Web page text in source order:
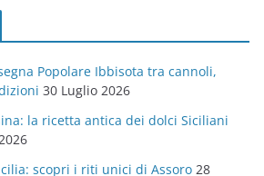
Popolare Ibbisota tra cannoli,
30 Luglio 2026
la ricetta antica dei dolci Siciliani
scopri i riti unici di Assoro 28